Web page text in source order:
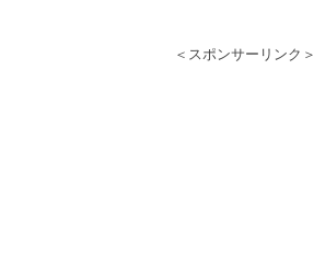
＜スポンサーリンク＞